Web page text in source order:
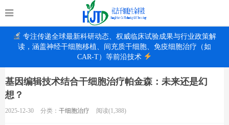
专注传递全球最新科研动态、权威临床试验成果与行业政策解
读，涵盖神经干细胞移植、间充质干细胞、免疫细胞治疗（如
CAR-T）等前沿技术
基因编辑技术结合干细胞治疗帕金森：未来还是幻
想？
2025-12-30 分类： 干细胞治疗 阅读(1,388)